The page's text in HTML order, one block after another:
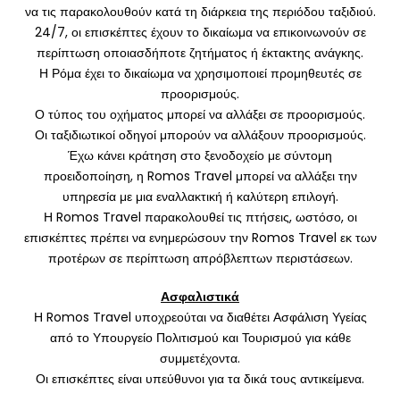
να τις παρακολουθούν κατά τη διάρκεια της περιόδου ταξιδιού.
24/7, οι επισκέπτες έχουν το δικαίωμα να επικοινωνούν σε
περίπτωση οποιασδήποτε ζητήματος ή έκτακτης ανάγκης.
Η Ρόμα έχει το δικαίωμα να χρησιμοποιεί προμηθευτές σε
προορισμούς.
Ο τύπος του οχήματος μπορεί να αλλάξει σε προορισμούς.
Οι ταξιδιωτικοί οδηγοί μπορούν να αλλάξουν προορισμούς.
Έχω κάνει κράτηση στο ξενοδοχείο με σύντομη
προειδοποίηση, η Romos Travel μπορεί να αλλάξει την
υπηρεσία με μια εναλλακτική ή καλύτερη επιλογή.
Η Romos Travel παρακολουθεί τις πτήσεις, ωστόσο, οι
επισκέπτες πρέπει να ενημερώσουν την Romos Travel εκ των
προτέρων σε περίπτωση απρόβλεπτων περιστάσεων.
Ασφαλιστικά
Η Romos Travel υποχρεούται να διαθέτει Ασφάλιση Υγείας
από το Υπουργείο Πολιτισμού και Τουρισμού για κάθε
συμμετέχοντα.
Οι επισκέπτες είναι υπεύθυνοι για τα δικά τους αντικείμενα.